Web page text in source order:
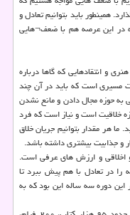
همینطور باید بتوانیم تعادل و
در این عرصه هم با ضعف¬هایی
و انتقادهایی که گاها درباره
مسیری است که باید در آن چند
به حوزه مجال دادن و مانع نشدن
خلاقیت است و نیاز است که فرد
ما هر مقدار بتوانیم جریان خلاق
و جذابیت بیشتری داشته باشد.
اخلاقی و ارزش های عرفی است.
در تعادل با هم پیش ببرد تا
دوره سه ساله این بود که به